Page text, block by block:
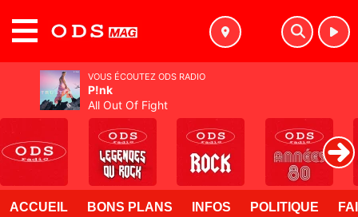
ACCUEIL BONS PLANS INFOS POLITIQUE
VOUS ÉCOUTEZ ODS RADIO
P!nk
All Out Of Fight